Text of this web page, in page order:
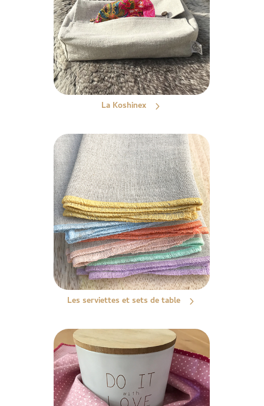
La Koshinex
Les serviettes et sets de table